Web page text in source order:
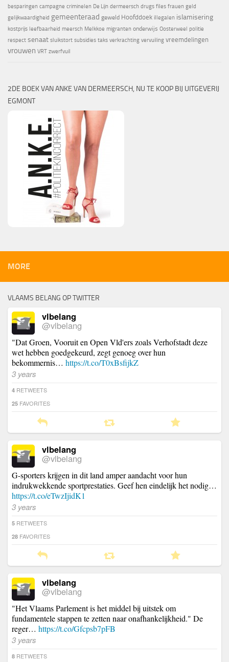
besparingen campagne criminelen De Lijn dermeersch drugs files frauen geld
gelijkwaardigheid gemeenteraad geweld Hoofddoek illegalen islamisering
kostprijs leefbaarheid meersch Melkkoe migranten onderwijs Oosterweel politie
respect senaat sluikstort subsidies taks verkrachting vervuiling vreemdelingen
vrouwen VRT zwerfvuil
2DE BOEK VAN ANKE VAN DERMEERSCH, NU TE KOOP BIJ UITGEVERIJ
EGMONT
MORE
VLAAMS BELANG OP TWITTER
vlbelang
@vlbelang
"Dat Groen, Vooruit en Open Vld'ers zoals Verhofstadt deze
wet hebben goedgekeurd, zegt genoeg over hun
bekommernis… https://t.co/T0xBsfijkZ
3 years
4 RETWEETS
25 FAVORITES
vlbelang
@vlbelang
G-sporters krijgen in dit land amper aandacht voor hun
indrukwekkende sportprestaties. Geef hen eindelijk het nodig…
https://t.co/eTwzIjidK1
3 years
5 RETWEETS
28 FAVORITES
vlbelang
@vlbelang
"Het Vlaams Parlement is het middel bij uitstek om
fundamentele stappen te zetten naar onafhankelijkheid." De
reger… https://t.co/Gfcpsb7pFB
3 years
8 RETWEETS